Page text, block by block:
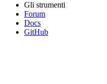
Gli strumenti
Forum
Docs
GitHub